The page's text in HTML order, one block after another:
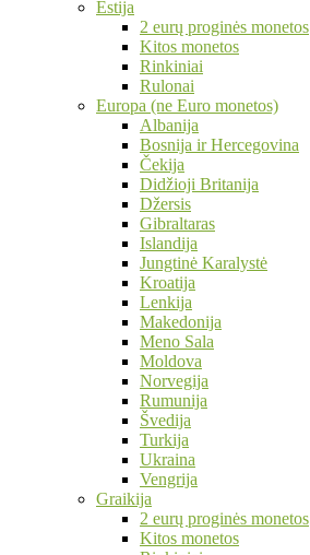
Estija
2 eurų proginės monetos
Kitos monetos
Rinkiniai
Rulonai
Europa (ne Euro monetos)
Albanija
Bosnija ir Hercegovina
Čekija
Didžioji Britanija
Džersis
Gibraltaras
Islandija
Jungtinė Karalystė
Kroatija
Lenkija
Makedonija
Meno Sala
Moldova
Norvegija
Rumunija
Švedija
Turkija
Ukraina
Vengrija
Graikija
2 eurų proginės monetos
Kitos monetos